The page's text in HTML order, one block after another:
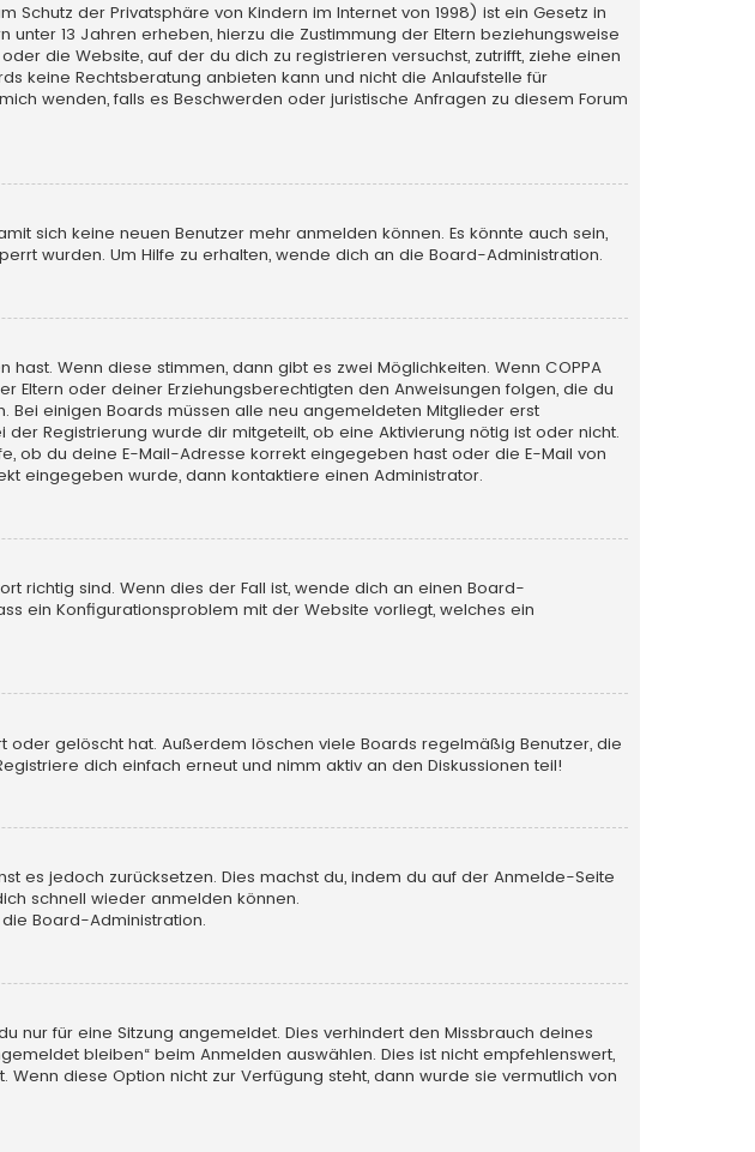
Schutz der Privatsphäre von Kindern im Internet von 1998) ist ein Gesetz in
13 Jahren erheben, hierzu die Zustimmung der Eltern beziehungsweise
die Website, auf der du dich zu registrieren versuchst, zutrifft, ziehe einen
keine Rechtsberatung anbieten kann und nicht die Anlaufstelle für
wenden, falls es Beschwerden oder juristische Anfragen zu diesem Forum
sich keine neuen Benutzer mehr anmelden können. Es könnte auch sein,
wurden. Um Hilfe zu erhalten, wende dich an die Board-Administration.
Wenn diese stimmen, dann gibt es zwei Möglichkeiten. Wenn COPPA
Eltern oder deiner Erziehungsberechtigten den Anweisungen folgen, die du
Bei einigen Boards müssen alle neu angemeldeten Mitglieder erst
Registrierung wurde dir mitgeteilt, ob eine Aktivierung nötig ist oder nicht.
ob du deine E-Mail-Adresse korrekt eingegeben hast oder die E-Mail von
eingegeben wurde, dann kontaktiere einen Administrator.
richtig sind. Wenn dies der Fall ist, wende dich an einen Board-
ein Konfigurationsproblem mit der Website vorliegt, welches ein
oder gelöscht hat. Außerdem löschen viele Boards regelmäßig Benutzer, die
dich einfach erneut und nimm aktiv an den Diskussionen teil!
es jedoch zurücksetzen. Dies machst du, indem du auf der Anmelde-Seite
schnell wieder anmelden können.
Board-Administration.
nur für eine Sitzung angemeldet. Dies verhindert den Missbrauch deines
bleiben“ beim Anmelden auswählen. Dies ist nicht empfehlenswert,
diese Option nicht zur Verfügung steht, dann wurde sie vermutlich von